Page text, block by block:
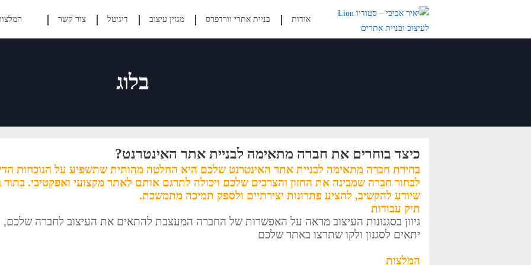
אודות בניית אתרי וורדפרס מגזין עיצוב דיגיטל צור קשר
בלוג
כיצד בוחרים את חברה מתאימה לבניית אתר האינטרנט?
בחירת חברה מתאימה לבניית אתר האינטרנט שלכם היא החלטה מהותית שתשפיע על הנוכחות
לבחור חברה שמבינה את החזון והצרכים שלכם ויכולה לתרגם אותם לאתר מקצועי ואפקטיבי.
שיודע להקשיב, להציע פתרונות יצירתיים ולספק תמיכה מתמשכת.
תיק עבודות
גיוון בסגנונות העיצוב מראה על האפשרות של החברה המעצבת להתאים את העיצוב לחברה
יתאים לסגנון ולקו שתרצו באתר שלכם
המלצות